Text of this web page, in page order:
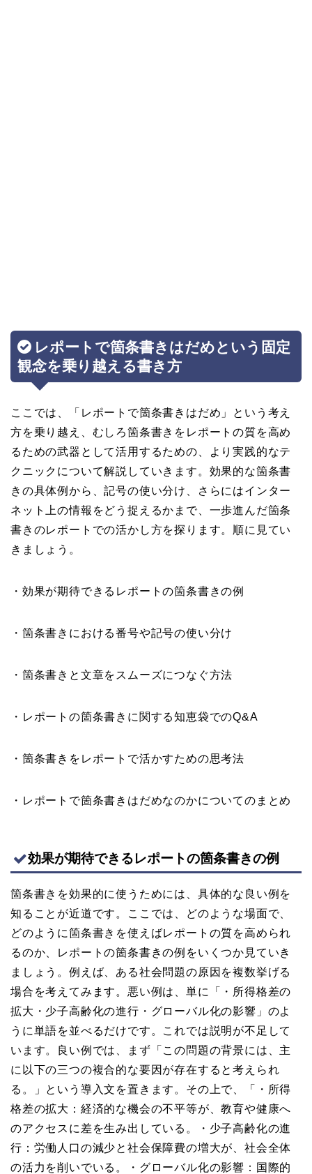
レポートで箇条書きはだめという固定
観念を乗り越える書き方
ここでは、「レポートで箇条書きはだめ」という考え
方を乗り越え、むしろ箇条書きをレポートの質を高め
るための武器として活用するための、より実践的なテ
クニックについて解説していきます。効果的な箇条書
きの具体例から、記号の使い分け、さらにはインター
ネット上の情報をどう捉えるかまで、一歩進んだ箇条
書きのレポートでの活かし方を探ります。順に見てい
きましょう。
・効果が期待できるレポートの箇条書きの例
・箇条書きにおける番号や記号の使い分け
・箇条書きと文章をスムーズにつなぐ方法
・レポートの箇条書きに関する知恵袋でのQ&A
・箇条書きをレポートで活かすための思考法
・レポートで箇条書きはだめなのかについてのまとめ
効果が期待できるレポートの箇条書きの例
箇条書きを効果的に使うためには、具体的な良い例を
知ることが近道です。ここでは、どのような場面で、
どのように箇条書きを使えばレポートの質を高められ
るのか、レポートの箇条書きの例をいくつか見ていき
ましょう。例えば、ある社会問題の原因を複数挙げる
場合を考えてみます。悪い例は、単に「・所得格差の
拡大・少子高齢化の進行・グローバル化の影響」のよ
うに単語を並べるだけです。これでは説明が不足して
います。良い例では、まず「この問題の背景には、主
に以下の三つの複合的な要因が存在すると考えられ
る。」という導入文を置きます。その上で、「・所得
格差の拡大：経済的な機会の不平等が、教育や健康へ
のアクセスに差を生み出している。・少子高齢化の進
行：労働人口の減少と社会保障費の増大が、社会全体
の活力を削いでいる。・グローバル化の影響：国際的